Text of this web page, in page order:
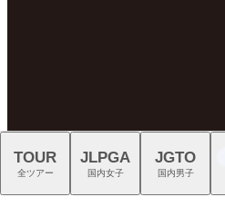
TOUR
全ツアー
JLPGA
国内女子
JGTO
国内男子